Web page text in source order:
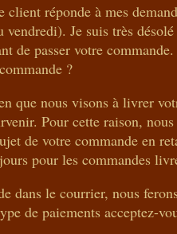
réponde à mes
Je suis très
de passer votre
?
que nous visons à livrer
Pour cette raison,
de votre commande en
pour les commandes
dans le courrier, nous
de paiements acceptez-